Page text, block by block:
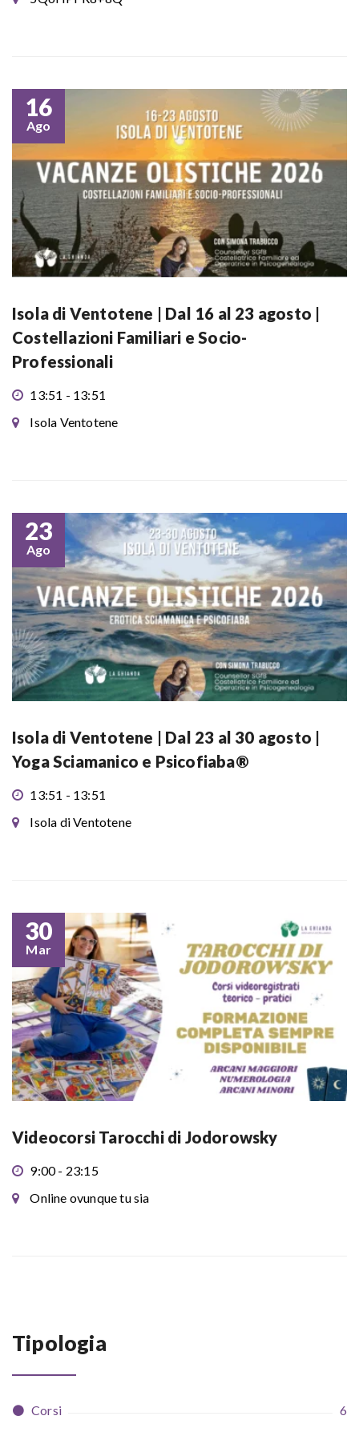
16
Ago
Isola di Ventotene | Dal 16 al 23 agosto |
Costellazioni Familiari e Socio-
Professionali
13:51 - 13:51
Isola Ventotene
23
Ago
Isola di Ventotene | Dal 23 al 30 agosto |
Yoga Sciamanico e Psicofiaba®
13:51 - 13:51
Isola di Ventotene
30
Mar
Videocorsi Tarocchi di Jodorowsky
9:00 - 23:15
Online ovunque tu sia
Tipologia
Corsi 6